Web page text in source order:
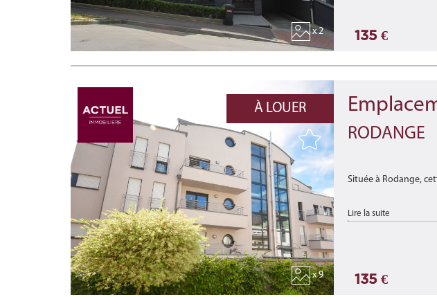
x 2 135 €
À LOUER
x 9
RODANGE
Située à Rodange,
Disponibilité : de suite.
Lire la suite
135 €